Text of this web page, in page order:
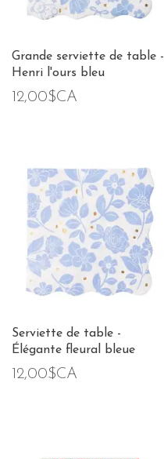
Grande serviette de table -
Henri l'ours bleu
12,00$CA
Serviette de table -
Élégante fleural bleue
12,00$CA